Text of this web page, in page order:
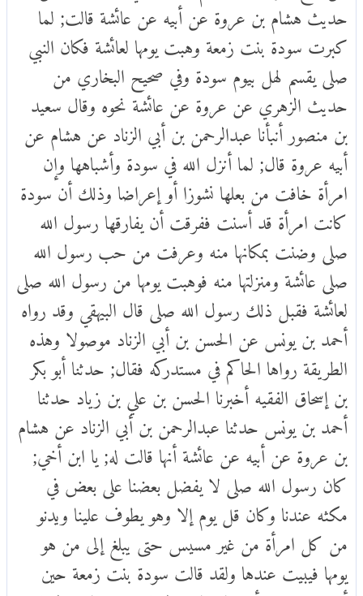
حديث هشام بن عروة عن أبيه عن عائشة قالت; لما
كبرت سودة بنت زمعة وهبت يومها لعائشة فكان النبي
صلى يقسم لهل بيوم سودة وفي صحيح البخاري من
حديث الزهري عن عروة عن عائشة نحوه وقال سعيد
بن منصور أنبأنا عبدالرحمن بن أبي الزناد عن هشام عن
أبيه عروة قال; لما أنزل الله في سودة وأشباهها وإن
امرأة خافت من بعلها نشوزا أو إعراضا وذلك أن سودة
كانت امرأة قد أسنت ففرقت أن يفارقها رسول الله
صلى وضنت بمكانها منه وعرفت من حب رسول الله
صلى عائشة ومنزلتها منه فوهبت يومها من رسول الله صلى
لعائشة فقبل ذلك رسول الله صلى قال البيهقي وقد رواه
أحمد بن يونس عن الحسن بن أبي الزناد موصولا وهذه
الطريقة رواها الحاكم في مستدركه فقال; حدثنا أبو بكر
بن إسحاق الفقيه أخبرنا الحسن بن علي بن زياد حدثنا
أحمد بن يونس حدثنا عبدالرحمن بن أبي الزناد عن هشام
بن عروة عن أبيه عن عائشة أنها قالت له; يا ابن أخي;
كان رسول الله صلى لا يفضل بعضنا على بعض في
مكثه عندنا وكان قل يوم إلا وهو يطوف علينا ويدنو
من كل امرأة من غير مسيس حتى يبلغ إلى من هو
يومها فيبيت عندها ولقد قالت سودة بنت زمعة حين